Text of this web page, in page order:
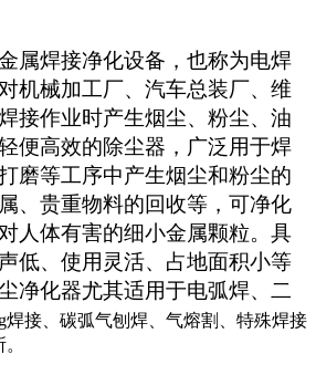
属焊接净化设备，也称为电焊
机械加工厂、汽车总装厂、维
接作业时产生烟尘、粉尘、油
便高效的除尘器，广泛用于焊
磨等工序中产生烟尘和粉尘的
、贵重物料的回收等，可净化
人体有害的细小金属颗粒。具
低、使用灵活、占地面积小等
净化器尤其适用于电弧焊、二
焊接、碳弧气刨焊、气熔割、特殊焊接